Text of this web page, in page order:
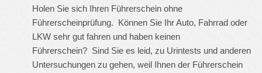
Holen Sie sich Ihren Führerschein ohne
Führerscheinprüfung. Können Sie Ihr Auto, Fahrrad oder
LKW sehr gut fahren und haben keinen
Führerschein? Sind Sie es leid, zu Urintests und anderen
Untersuchungen zu gehen, weil Ihnen der Führerschein